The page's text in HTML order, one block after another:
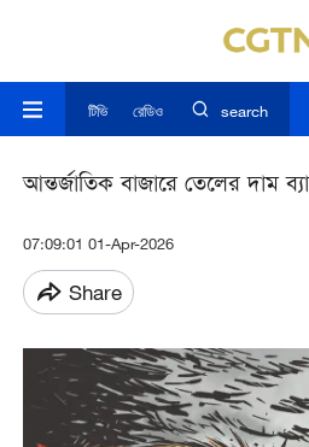
টিভি রেডিও search
আন্তর্জাতিক বাজারে তেলের দাম
07:09:01 01-Apr-2026
Share